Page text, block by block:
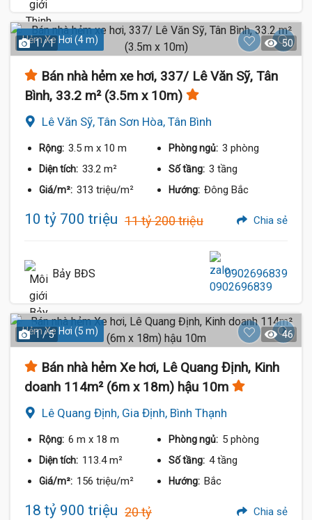
Hẻm Xe Hơi (4 m)
1 / 1 50
Bán nhà hẻm xe hơi, 337/ Lê Văn Sỹ, Tân
Bình, 33.2 m² (3.5m x 10m)
Lê Văn Sỹ, Tân Sơn Hòa, Tân Bình
Rộng: 3.5 m x 10 m Phòng ngủ: 3 phòng
Diện tích: 33.2 m² Số tầng: 3 tầng
Giá/m²: 313 triệu/m² Hướng: Đông Bắc
10 tỷ 700 triệu 11 tỷ 200 triệu Chia sẻ
Bảy BĐS 0902696839
Hẻm Xe Hơi (5 m)
1 / 5 46
Bán nhà hẻm Xe hơi, Lê Quang Định, Kinh
doanh 114m² (6m x 18m) hậu 10m
Lê Quang Định, Gia Định, Bình Thạnh
Rộng: 6 m x 18 m Phòng ngủ: 5 phòng
Diện tích: 113.4 m² Số tầng: 4 tầng
Giá/m²: 156 triệu/m² Hướng: Bắc
18 tỷ 900 triệu 20 tỷ Chia sẻ